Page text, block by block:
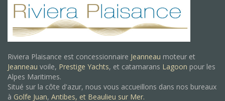
Riviera Plaisance est concessionnaire Jeanneau moteur et
Jeanneau voile, Prestige Yachts, et catamarans Lagoon pour les
Alpes Maritimes.
Situé sur la côte d'azur, nous vous accueillons dans nos bureaux
à Golfe Juan, Antibes, et Beaulieu sur Mer.